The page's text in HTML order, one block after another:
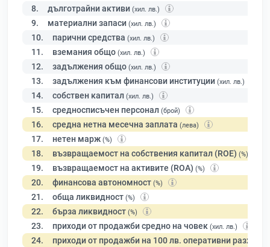
8. дълготрайни активи (хил. лв.)
9. материални запаси (хил. лв.)
10. парични средства (хил. лв.)
11. вземания общо (хил. лв.)
12. задължения общо (хил. лв.)
13. задължения към финансови институции (хил. лв.)
14. собствен капитал (хил. лв.)
15. средносписъчен персонал (брой)
16. средна нетна месечна заплата (лева)
17. нетен марж (%)
18. възвращаемост на собствения капитал (ROE) (%)
19. възвращаемост на активите (ROA) (%)
20. финансова автономност (%)
21. обща ликвидност (%)
22. бърза ликвидност (%)
23. приходи от продажби средно на човек (хил. лв.)
24. приходи от продажби на 100 лв. оперативни разходи